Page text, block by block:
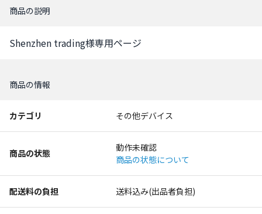
商品の説明
Shenzhen trading様専用ページ
商品の情報
カテゴリ その他デバイス
商品の状態
動作未確認
商品の状態について
配送料の負担 送料込み(出品者負担)